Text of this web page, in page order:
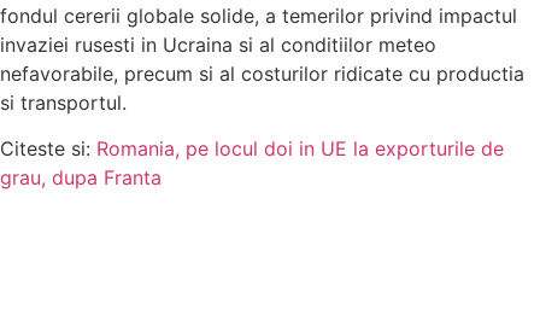
fondul cererii globale solide, a temerilor privind impactul
invaziei rusesti in Ucraina si al conditiilor meteo
nefavorabile, precum si al costurilor ridicate cu productia
si transportul.
Citeste si: Romania, pe locul doi in UE la exporturile de
grau, dupa Franta